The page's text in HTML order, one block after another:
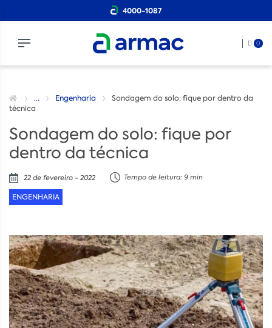
4000-1087
0
... Engenharia
Sondagem do solo: fique por dentro da
técnica
Sondagem do solo: fique por
dentro da técnica
22 de fevereiro - 2022 Tempo de leitura: 9 min
ENGENHARIA